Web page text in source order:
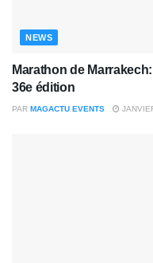
NEWS
Marathon de
36e édition
PAR MAGACTU EVENTS